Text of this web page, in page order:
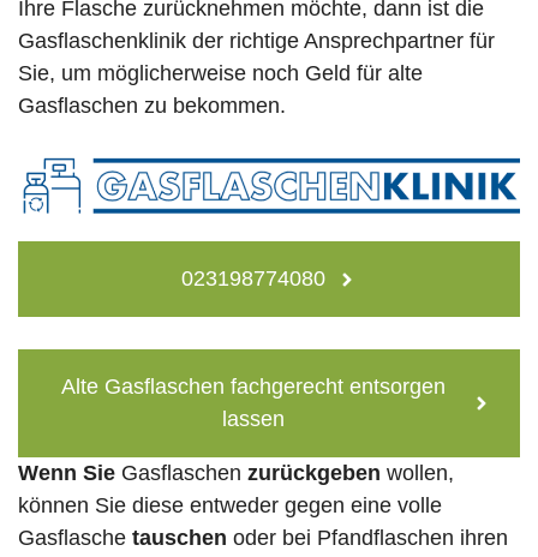
Ihre Flasche zurücknehmen möchte, dann ist die
Gasflaschenklinik der richtige Ansprechpartner für
Sie, um möglicherweise noch Geld für alte
Gasflaschen zu bekommen.
023198774080
Alte Gasflaschen fachgerecht entsorgen
lassen
Wenn Sie Gasflaschen zurückgeben wollen,
können Sie diese entweder gegen eine volle
Gasflasche tauschen oder bei Pfandflaschen ihren